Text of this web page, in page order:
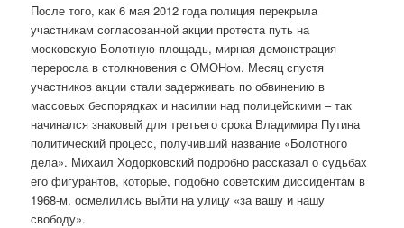
После того, как 6 мая 2012 года полиция перекрыла
участникам согласованной акции протеста путь на
московскую Болотную площадь, мирная демонстрация
переросла в столкновения с ОМОНом. Месяц спустя
участников акции стали задерживать по обвинению в
массовых беспорядках и насилии над полицейскими – так
начинался знаковый для третьего срока Владимира Путина
политический процесс, получивший название «Болотного
дела». Михаил Ходорковский подробно рассказал о судьбах
его фигурантов, которые, подобно советским диссидентам в
1968-м, осмелились выйти на улицу «за вашу и нашу
свободу».